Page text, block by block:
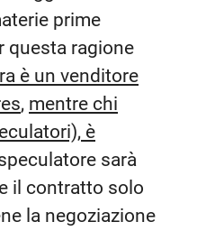
prime
questa ragione
è un venditore
, mentre chi
è
sarà
il contratto solo
la negoziazione